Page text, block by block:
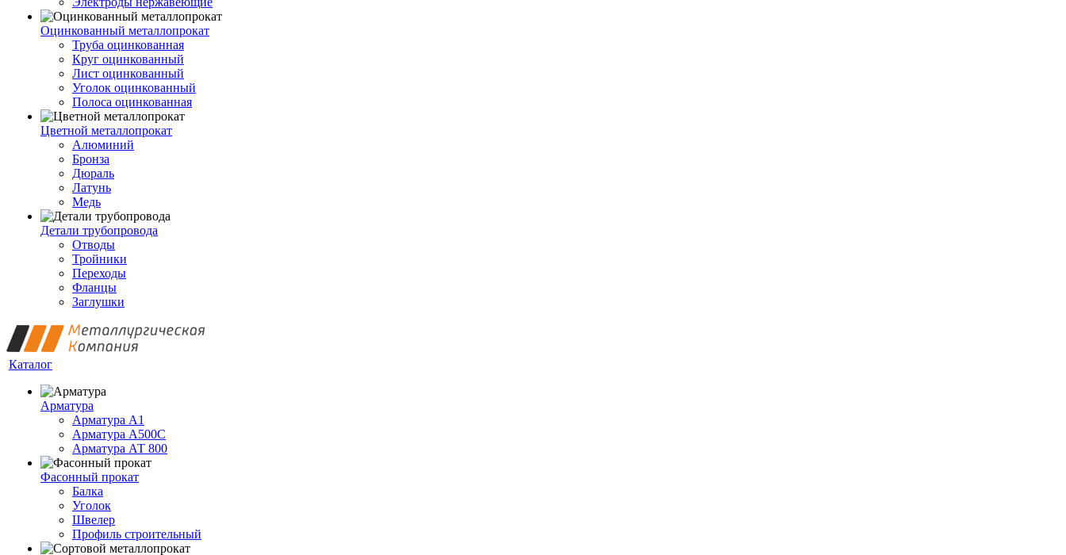
Оцинкованный металлопрокат
Труба оцинкованная
Круг оцинкованный
Лист оцинкованный
Уголок оцинкованный
Полоса оцинкованная
Цветной металлопрокат
Алюминий
Бронза
Дюраль
Латунь
Медь
Детали трубопровода
Отводы
Тройники
Переходы
Фланцы
Заглушки
Каталог
Арматура
Арматура А1
Арматура А500С
Арматура АТ 800
Фасонный прокат
Балка
Уголок
Швелер
Профиль строительный